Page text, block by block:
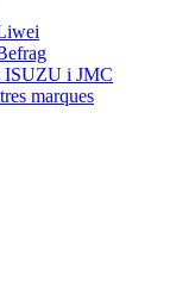
ISUZU i JMC
marques